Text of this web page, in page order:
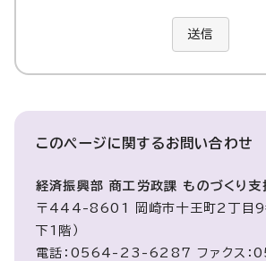
送信
このページに関するお問い合わせ
経済振興部 商工労政課 ものづくり支
〒444-8601 岡崎市十王町2丁目9
下1階）
電話：0564-23-6287 ファクス